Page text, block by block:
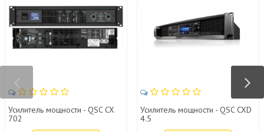
Усилитель мощности - QSC CX
702
Усилитель мощности - QSC CXD
4.5